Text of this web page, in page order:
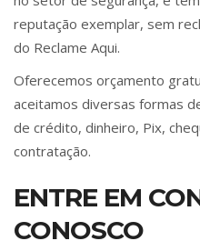
reputação exemplar, sem
do Reclame Aqui.
Oferecemos orçamento
aceitamos diversas formas
de crédito, dinheiro, Pix,
contratação.
ENTRE EM
CONOSCO